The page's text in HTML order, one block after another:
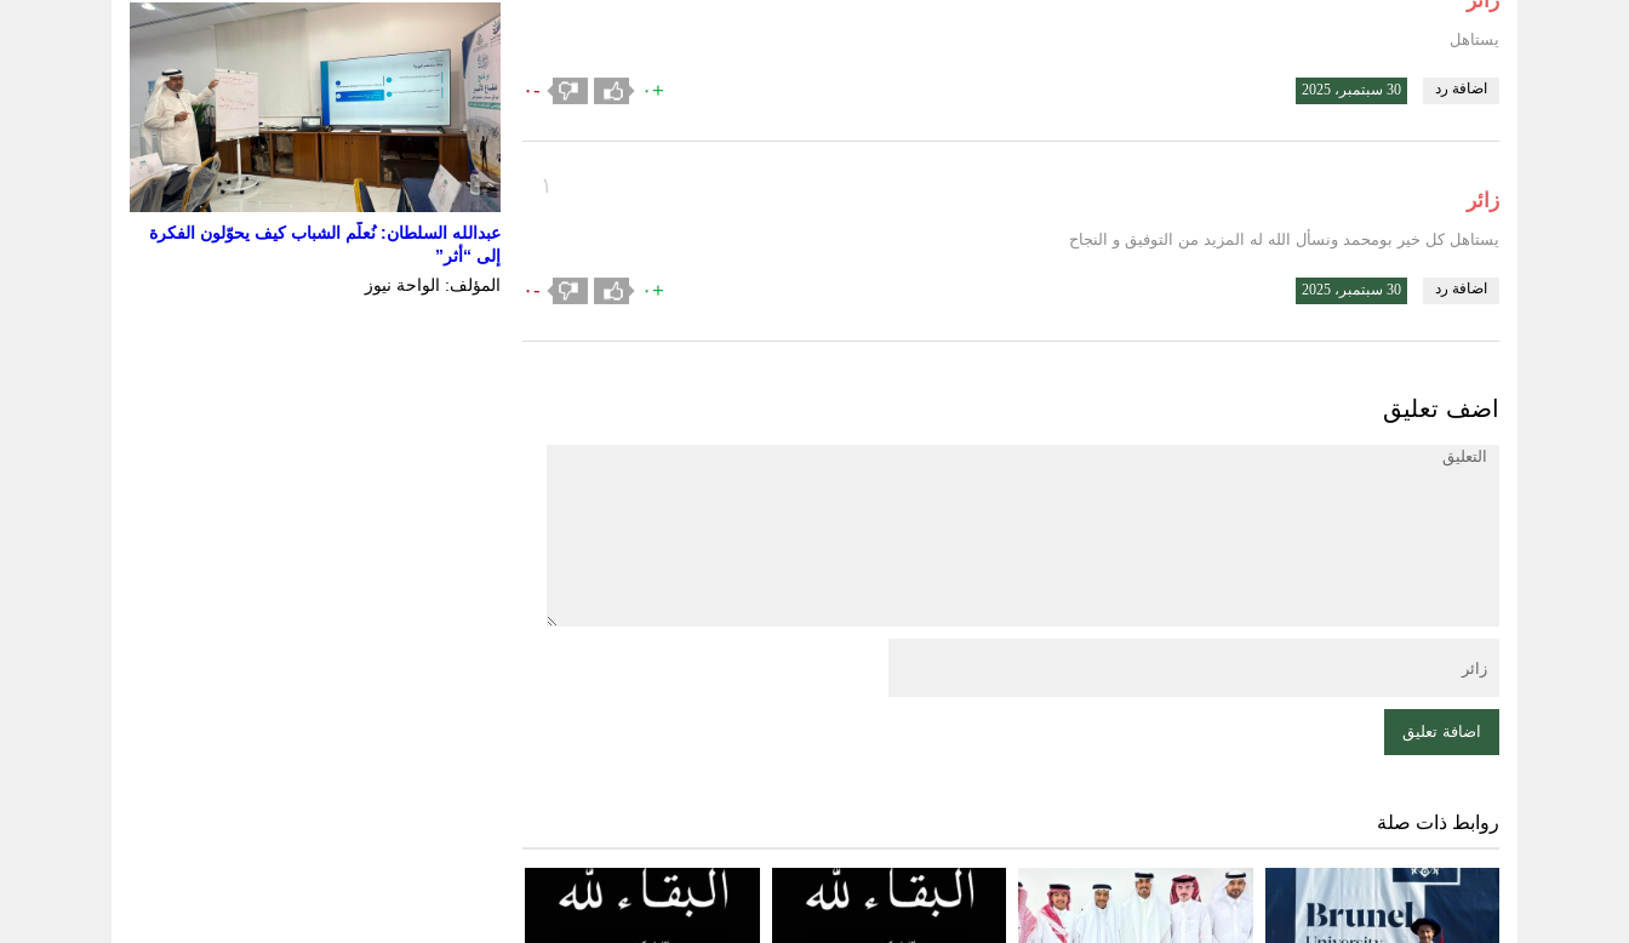
يستاهل
اضافة رد 30 سبتمبر، 2025 +٠ -٠
١
زائر
يستاهل كل خير بومحمد ونسأل الله له المزيد من التوفيق و النجاح
اضافة رد 30 سبتمبر، 2025 +٠ -٠
اضف تعليق
روابط ذات صلة
عبدالله السلطان: نُعلّم الشباب كيف يحوّلون الفكرة
إلى “أثر”
المؤلف: الواحة نيوز